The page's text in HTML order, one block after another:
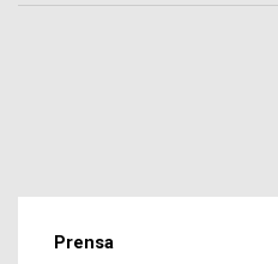
Prensa